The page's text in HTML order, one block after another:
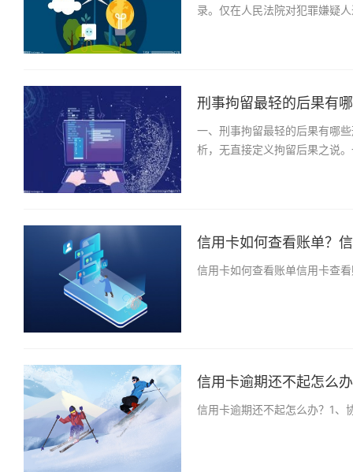
录。仅在人民法院对犯罪嫌疑
刑事拘留最轻的后果有
一、刑事拘留最轻的后果有哪
析，无直接定义拘留后果之说
信用卡如何查看账单？
信用卡如何查看账单信用卡查
信用卡逾期还不起怎么
信用卡逾期还不起怎么办？1、